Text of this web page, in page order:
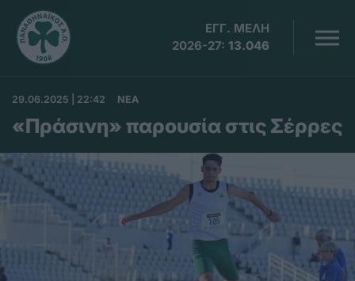
ΕΓΓ. ΜΕΛΗ
2026-27: 13.046
29.06.2025 | 22:42 ΝΕΑ
«Πράσινη» παρουσία στις Σέρρες